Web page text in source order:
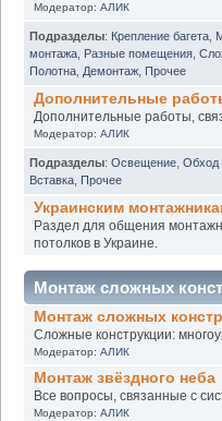
Модератор: АЛИК
Подразделы: Крепление багета
монтажа
Разные помещения
Полотна Демонтаж Прочее
Дополнительные
Дополнительные работы,
Модератор: АЛИК
Подразделы: Освещение Обход
Вставка
Прочее
Украинским
Раздел для общения
потолков в Украине.
Монтаж сложных
регистрации)
Монтаж сложных
Сложные конструкции:
Модератор: АЛИК
Монтаж звёздного неба
Все вопросы, связанные с
Модератор: АЛИК